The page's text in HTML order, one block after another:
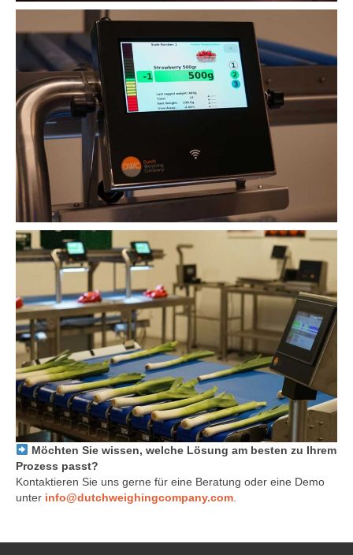
Möchten Sie wissen, welche Lösung am besten zu Ihrem
Prozess passt?
Kontaktieren Sie uns gerne für eine Beratung oder eine Demo
unter info@dutchweighingcompany.com